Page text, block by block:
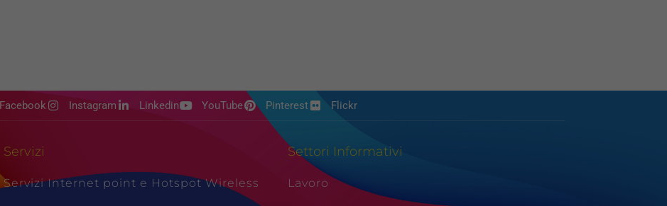
Facebook Instagram Linkedin YouTube Pinterest Flickr
Servizi
Servizi Internet point e Hotspot Wireless
Settori Informativi
Lavoro